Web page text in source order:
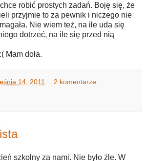
robić prostych zadań. Boję się, że
przyjmie to za pewnik i niczego nie
Nie wiem też, na ile uda się
dotrzeć, na ile się przed nią
Mam doła.
14, 2011 2 komentarze:
szkolny za nami. Nie było źle. W